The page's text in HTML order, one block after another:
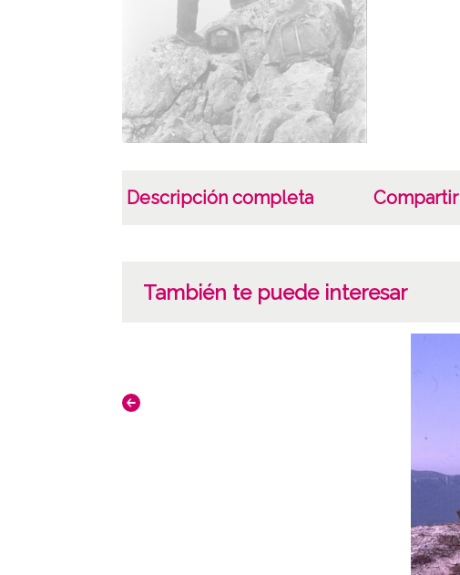
Descripción completa Compartir
También te puede interesar